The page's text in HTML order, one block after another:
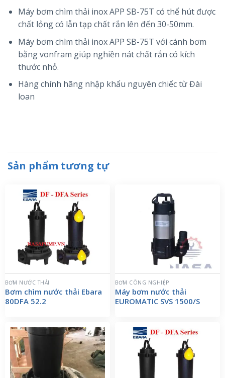
Máy bơm chìm thải inox APP SB-75T có thể hút được
chất lỏng có lẫn tạp chất rắn lên đến 30-50mm.
Máy bơm chìm thải inox APP SB-75T với cánh bơm
bằng vonfram giúp nghiền nát chất rắn có kích
thước nhỏ.
Hàng chính hãng nhập khẩu nguyên chiếc từ Đài
loan
Sản phẩm tương tự
BƠM NƯỚC THẢI
Bơm chìm nước thải Ebara
80DFA 52.2
BƠM CÔNG NGHIỆP
Máy bơm nước thải
EUROMATIC SVS 1500/S